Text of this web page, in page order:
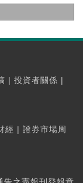
| 投資者關係 |
經 | 證券市場周